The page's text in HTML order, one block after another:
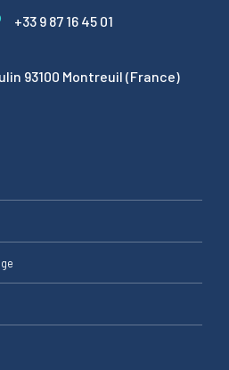
+33 9 87 16 45 01
93100 Montreuil (France)